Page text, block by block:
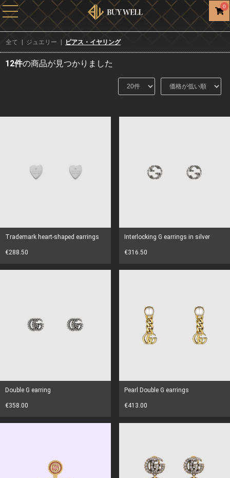
0
全て ジュエリー ピアス・イヤリング
12件の商品が見つかりました
Trademark heart-shaped earrings
€288.50
Interlocking G earrings in silver
€316.50
Double G earring
€358.00
Pearl Double G earrings
€413.00